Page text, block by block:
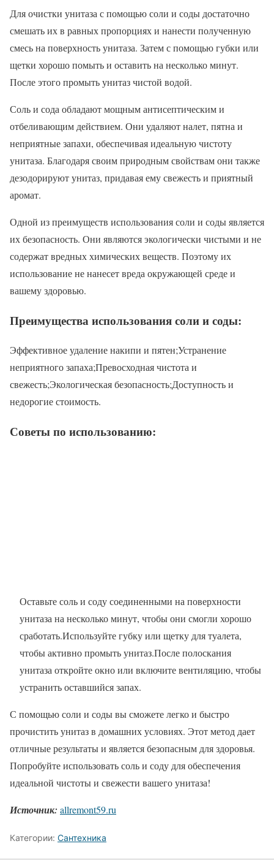
Для очистки унитаза с помощью соли и соды достаточно
смешать их в равных пропорциях и нанести полученную
смесь на поверхность унитаза. Затем с помощью губки или
щетки хорошо помыть и оставить на несколько минут.
После этого промыть унитаз чистой водой.
Соль и сода обладают мощным антисептическим и
отбеливающим действием. Они удаляют налет, пятна и
неприятные запахи, обеспечивая идеальную чистоту
унитаза. Благодаря своим природным свойствам они также
дезодорируют унитаз, придавая ему свежесть и приятный
аромат.
Одной из преимуществ использования соли и соды является
их безопасность. Они являются экологически чистыми и не
содержат вредных химических веществ. Поэтому их
использование не нанесет вреда окружающей среде и
вашему здоровью.
Преимущества использования соли и соды:
Эффективное удаление накипи и пятен;Устранение
неприятного запаха;Превосходная чистота и
свежесть;Экологическая безопасность;Доступность и
недорогие стоимость.
Советы по использованию:
Оставьте соль и соду соединенными на поверхности
унитаза на несколько минут, чтобы они смогли хорошо
сработать.Используйте губку или щетку для туалета,
чтобы активно промыть унитаз.После полоскания
унитаза откройте окно или включите вентиляцию, чтобы
устранить оставшийся запах.
С помощью соли и соды вы сможете легко и быстро
прочистить унитаз в домашних условиях. Этот метод дает
отличные результаты и является безопасным для здоровья.
Попробуйте использовать соль и соду для обеспечения
идеальной чистоты и свежести вашего унитаза!
Источник: allremont59.ru
Категории: Сантехника